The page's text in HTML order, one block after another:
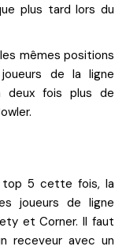
plus tard lors du
mêmes positions
de la ligne
deux fois plus de
top 5 cette fois, la
joueurs de ligne
et Corner. Il faut
receveur avec un